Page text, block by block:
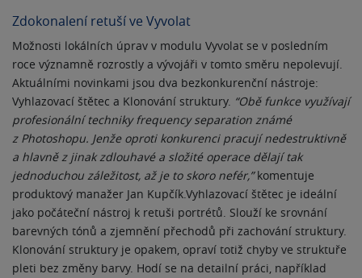
Zdokonalení retuší ve Vyvolat
Možnosti lokálních úprav v modulu Vyvolat se v posledním
roce významně rozrostly a vývojáři v tomto směru nepolevují.
Aktuálními novinkami jsou dva bezkonkurenční nástroje:
Vyhlazovací štětec a Klonování struktury. “Obě funkce využívají
profesionální techniky frequency separation známé
z Photoshopu. Jenže oproti konkurenci pracují nedestruktivně
a hlavně z jinak zdlouhavé a složité operace dělají tak
jednoduchou záležitost, až je to skoro nefér,”komentuje
produktový manažer Jan Kupčík.Vyhlazovací štětec je ideální
jako počáteční nástroj k retuši portrétů. Slouží ke srovnání
barevných tónů a zjemnění přechodů při zachování struktury.
Klonování struktury je opakem, opraví totiž chyby ve struktuře
pleti bez změny barvy. Hodí se na detailní práci, například